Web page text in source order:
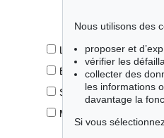
Le livre des Modernes
Éditions princeps
Style de vie
Merveilles de la nature
Nous utilisons des
proposer et
vérifier les
collecter des
les informations
davantage la
Si vous